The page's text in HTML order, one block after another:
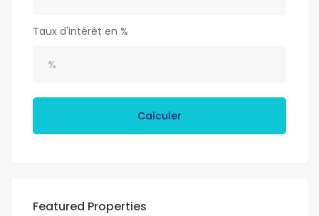
Taux d'intérêt en %
Calculer
Featured Properties